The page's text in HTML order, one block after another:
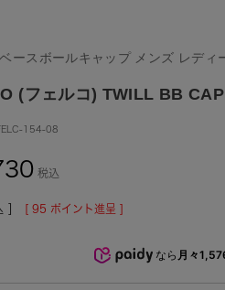
ースボールキャップ メンズ レディ
(フェルコ) TWILL BB
154-08
税込
[ 95 ポイント進呈 ]
なら 月々